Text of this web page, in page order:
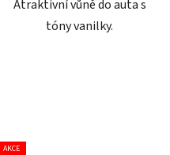
Atraktivní vůně do auta s
tóny vanilky.
AKCE